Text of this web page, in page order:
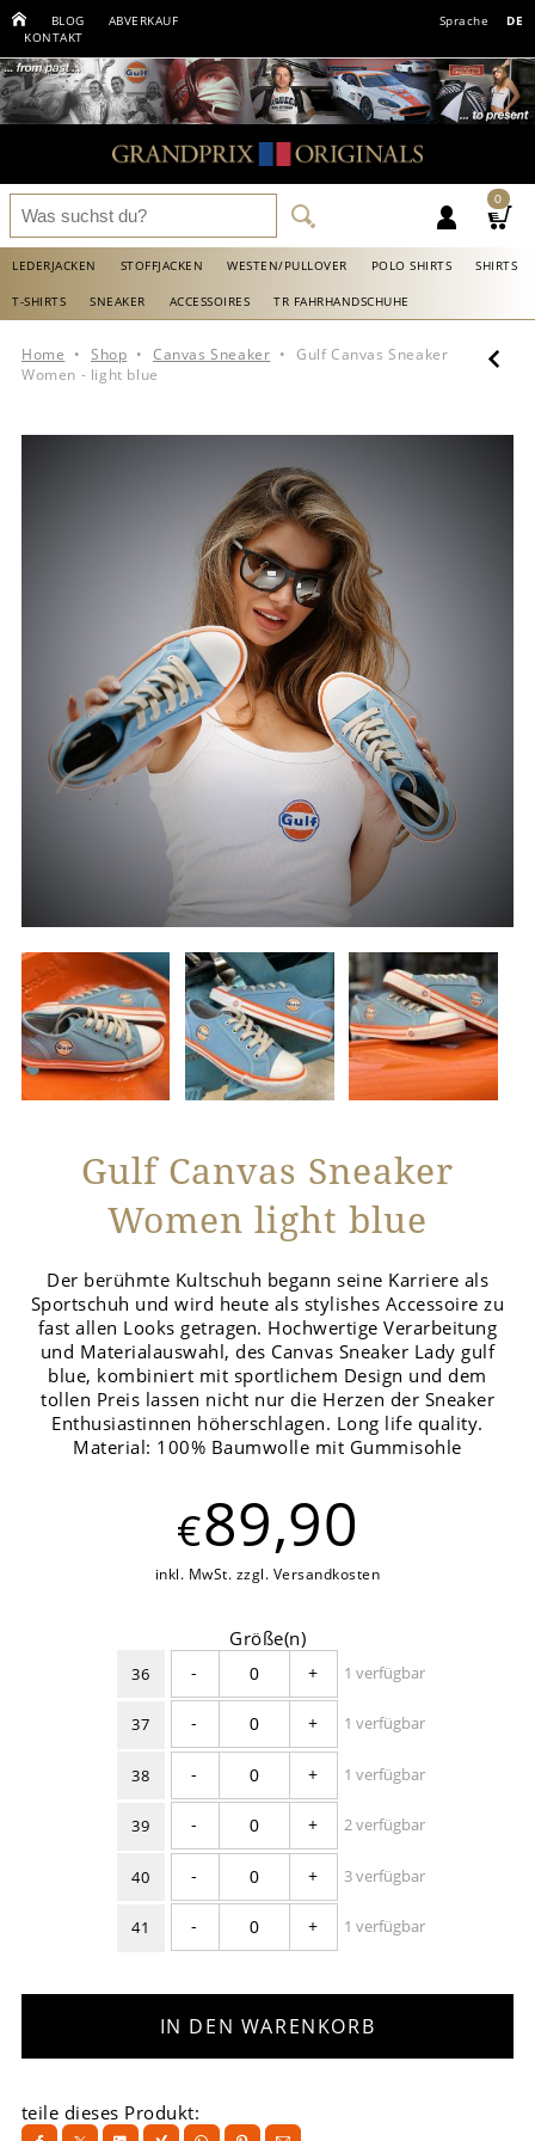
BLOG
ABVERKAUF
KONTAKT
Sprache DE
0
LEDERJACKEN STOFFJACKEN WESTEN/PULLOVER POLO SHIRTS SHIRTS
T-SHIRTS SNEAKER ACCESSOIRES TR FAHRHANDSCHUHE
Home • Shop • Canvas Sneaker • Gulf Canvas Sneaker
Women - light blue
Gulf Canvas Sneaker
Women light blue
Der berühmte Kultschuh begann seine Karriere als
Sportschuh und wird heute als stylishes Accessoire zu
fast allen Looks getragen. Hochwertige Verarbeitung
und Materialauswahl, des Canvas Sneaker Lady gulf
blue, kombiniert mit sportlichem Design und dem
tollen Preis lassen nicht nur die Herzen der Sneaker
Enthusiastinnen höherschlagen. Long life quality.
Material: 100% Baumwolle mit Gummisohle
€89,90
inkl. MwSt. zzgl. Versandkosten
Größe(n)
36 - + 1 verfügbar
37 - + 1 verfügbar
38 - + 1 verfügbar
39 - + 2 verfügbar
40 - + 3 verfügbar
41 - + 1 verfügbar
IN DEN WARENKORB
teile dieses Produkt: